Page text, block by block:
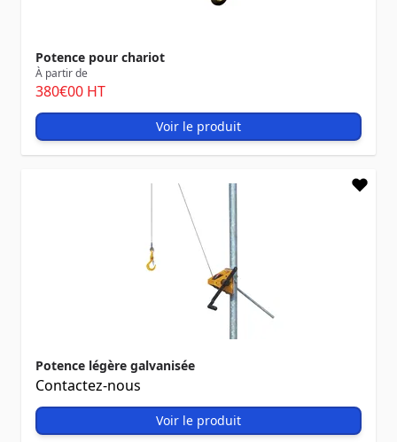
Potence pour chariot
À partir de
380€00 HT
Voir le produit
Potence légère galvanisée
Contactez-nous
Voir le produit